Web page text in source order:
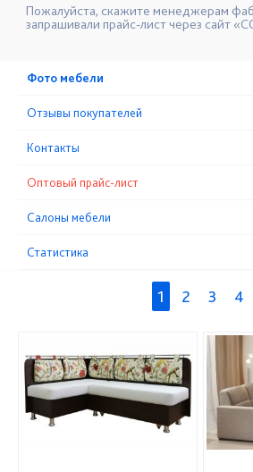
Пожалуйста, скажите менеджерам
запрашивали прайс-лист через сайт
Фото мебели
Отзывы покупателей
Контакты
Оптовый прайс-лист
Cалоны мебели
Статистика
1 2 3 4